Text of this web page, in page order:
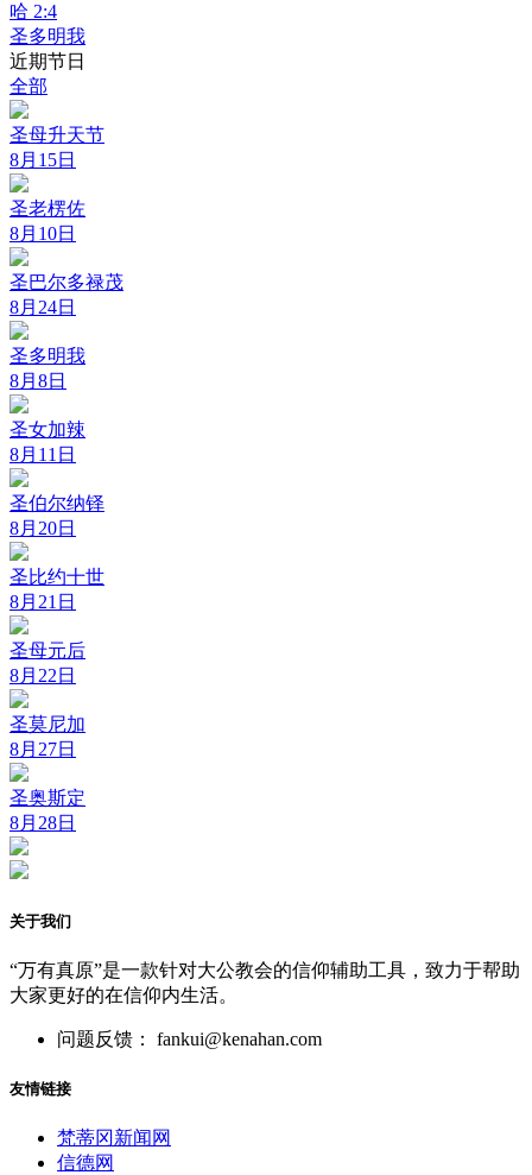
哈 2:4
圣多明我
近期节日
全部
圣母升天节
8月15日
圣老楞佐
8月10日
圣巴尔多禄茂
8月24日
圣多明我
8月8日
圣女加辣
8月11日
圣伯尔纳铎
8月20日
圣比约十世
8月21日
圣母元后
8月22日
圣莫尼加
8月27日
圣奥斯定
8月28日
关于我们
“万有真原”是一款针对大公教会的信仰辅助工具，致力于帮助
大家更好的在信仰内生活。
问题反馈： fankui@kenahan.com
友情链接
梵蒂冈新闻网
信德网